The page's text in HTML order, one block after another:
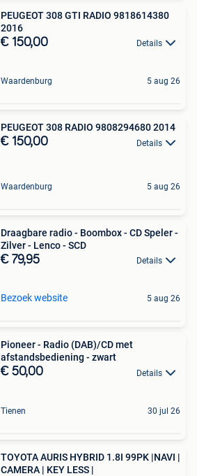
PEUGEOT 308 GTI RADIO 9818614380
2016
€ 150,00 Details
Waardenburg 5 aug 26
PEUGEOT 308 RADIO 9808294680 2014
€ 150,00 Details
Waardenburg 5 aug 26
Draagbare radio - Boombox - CD Speler -
Zilver - Lenco - SCD
€ 79,95 Details
Bezoek website 5 aug 26
Pioneer - Radio (DAB)/CD met
afstandsbediening - zwart
€ 50,00 Details
Tienen 30 jul 26
TOYOTA AURIS HYBRID 1.8I 99PK |NAVI |
CAMERA | KEY LESS |